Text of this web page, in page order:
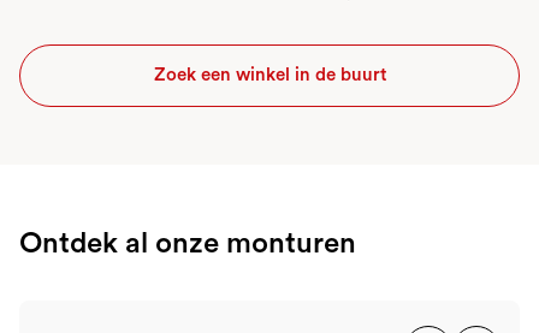
Zoek een winkel in de buurt
Ontdek al onze monturen